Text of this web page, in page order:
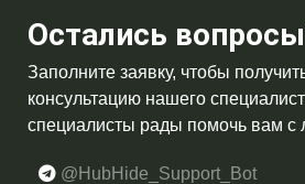
Остались
Заполните заявку, чтобы
консультацию нашего
специалисты рады помочь вам
@HubHide_Support_Bot